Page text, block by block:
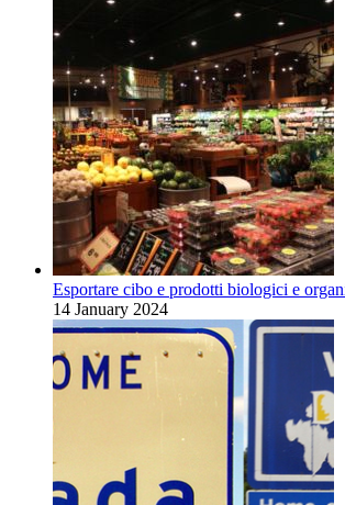
Esportare cibo e prodotti biologici e
14 January 2024